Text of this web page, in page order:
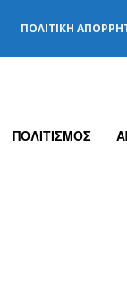
ΠΟΛΙΤΙΚΉ
ΠΟΛΙΤΙΣΜΟΣ